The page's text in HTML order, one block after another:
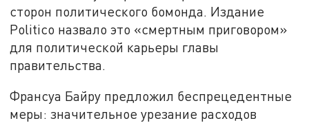
сторон политического бомонда. Издание
Politico назвало это «смертным приговором»
для политической карьеры главы
правительства.
Франсуа Байру предложил беспрецедентные
меры: значительное урезание расходов